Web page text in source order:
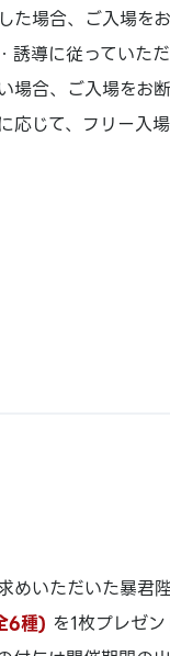
た場合、ご入場を
誘導に従っていた
場合、ご入場をお
応じて、フリー入
めいただいた暴
6種) を1枚プレゼン